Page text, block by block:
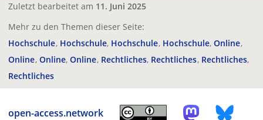
Zuletzt bearbeitet am 11. Juni 2025
Mehr zu den Themen dieser Seite:
Hochschule Hochschule Hochschule Hochschule Online
Online Online Online Rechtliches Rechtliches Rechtliches
Rechtliches
open-access.network